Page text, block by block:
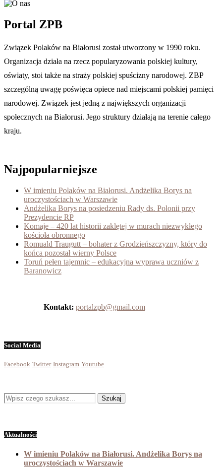
Portal ZPB
Związek Polaków na Białorusi został utworzony w 1990 roku.
Organizacja działa na rzecz popularyzowania polskiej kultury,
oświaty, stoi także na straży polskiej spuścizny narodowej. ZBP
szczególną uwagę poświęca opiece nad miejscami polskiej pamięci
narodowej. Związek jest jedną z największych organizacji
społecznych na Białorusi. Jego struktury działają na terenie całego
kraju.
Najpopularniejsze
W imieniu Polaków na Białorusi. Andżelika Borys na
uroczystościach w Warszawie
Andżelika Borys na posiedzeniu Rady ds. Polonii przy
Prezydencie RP
Komaje – 420 lat historii zaklętej w murach niezwykłego
kościoła obronnego
Romuald Traugutt – bohater z Grodzieńszczyzny, który do
końca pozostał wierny Polsce
Toruń pełen tajemnic – edukacyjna wyprawa uczniów z
Baranowicz
Kontakt: portalzpb@gmail.com
Social Media
Facebook Twitter Instagram Youtube
Aktualności
W imieniu Polaków na Białorusi. Andżelika Borys na
uroczystościach w Warszawie